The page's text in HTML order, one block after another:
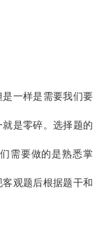
一样是需要我们要
是零碎。选择题的
需要做的是熟悉掌
观题后根据题干和